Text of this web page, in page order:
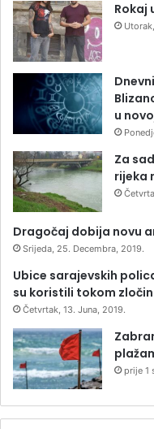
Rokaj
u
Za
rijeka
Dragočaj dobija novu
Srijeda, 25. Decembra, 2019.
Ubice sarajevskih
su koristili tokom
Četvrtak, 13. Juna, 2019.
prije 1